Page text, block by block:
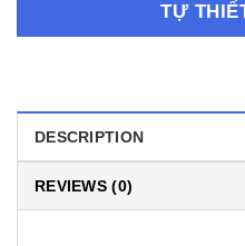
TỰ
DESCRIPTION
REVIEWS (0)